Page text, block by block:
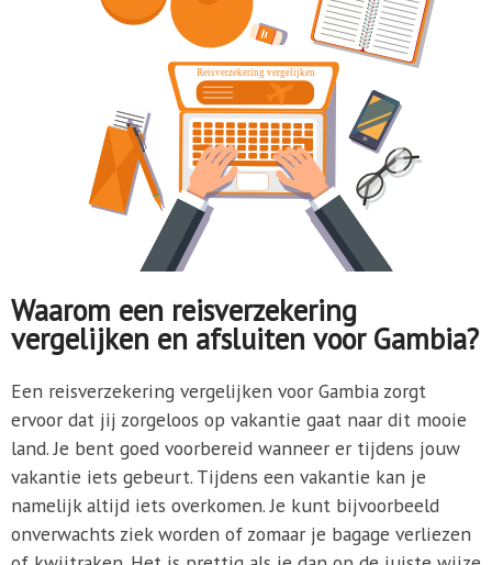
Waarom een reisverzekering
vergelijken en afsluiten voor Gambia?
Een reisverzekering vergelijken voor Gambia zorgt
ervoor dat jij zorgeloos op vakantie gaat naar dit mooie
land. Je bent goed voorbereid wanneer er tijdens jouw
vakantie iets gebeurt. Tijdens een vakantie kan je
namelijk altijd iets overkomen. Je kunt bijvoorbeeld
onverwachts ziek worden of zomaar je bagage verliezen